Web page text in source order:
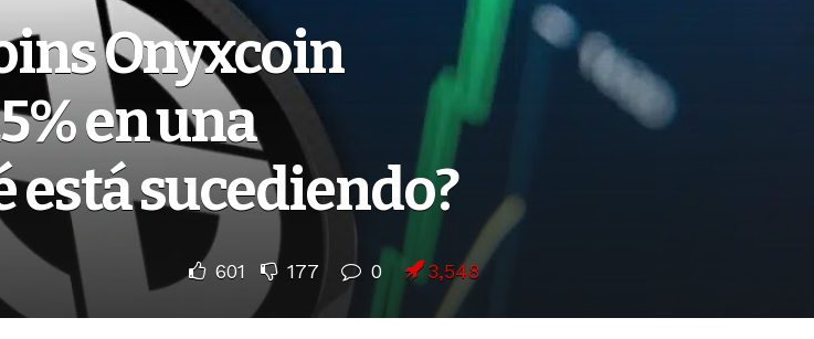
Onyxcoin
en una
está sucediendo?
601 177 0 3,548